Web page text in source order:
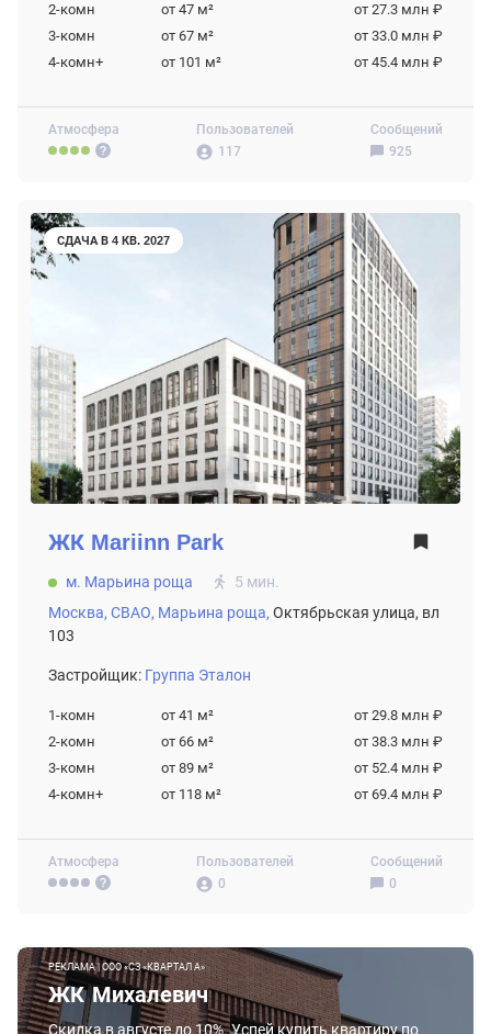
Атмосфера
Пользователей
117
Сообщений
925
2-комн
от 47 м²
от 27.3 млн ₽
3-комн
от 67 м²
от 33.0 млн ₽
4-комн+
от 101 м² от 45.4 млн ₽
СДАЧА В 4 КВ. 2027
Атмосфера
Пользователей
0
Сообщений
0
ЖК Mariinn Park
м. Марьина роща
5 мин.
Москва, СВАО, Марьина роща, Октябрьская улица, вл
103
Застройщик: Группа Эталон
1-комн от 41 м²
от 29.8 млн ₽
2-комн
от 66 м²
от 38.3 млн ₽
3-комн
от 89 м²
от 52.4 млн ₽
4-комн+
от 118 м² от 69.4 млн ₽
РЕКЛАМА | ООО «СЗ «КВАРТАЛ А»
ЖК Михалевич
Скидка в августе до 10%. Успей купить квартиру по